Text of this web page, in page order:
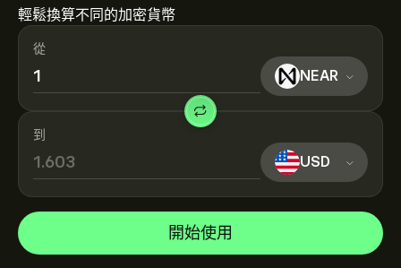
輕鬆換算不同的加密貨幣
從
NEAR
到
USD
開始使用